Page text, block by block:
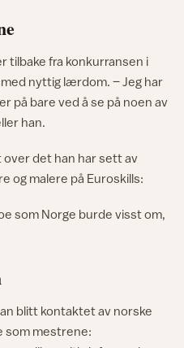
tilbake fra konkurransen i
nyttig lærdom. – Jeg har
på bare ved å se på noen av
han.
over det han har sett av
og malere på Euroskills:
som Norge burde visst om,
blitt kontaktet av norske
som mestrene: